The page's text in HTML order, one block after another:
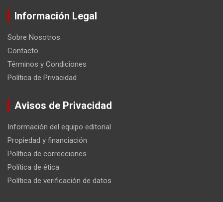
Información Legal
Sobre Nosotros
Contacto
Términos y Condiciones
Política de Privacidad
Avisos de Privacidad
Información del equipo editorial
Propiedad y financiación
Política de correcciones
Política de ética
Política de verificación de datos